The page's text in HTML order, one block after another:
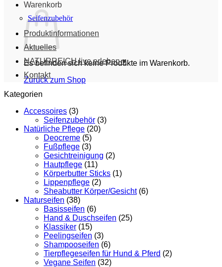
Warenkorb
Es befinden sich keine Produkte im Warenkorb.
Zurück zum Shop
Seifenzubehör
Produktinformationen
Aktuelles
NATURREICH live erleben ♥
Kontakt
Kategorien
Accessoires (3)
Seifenzubehör (3)
Natürliche Pflege (20)
Deocreme (5)
Fußpflege (3)
Gesichtreinigung (2)
Hautpflege (11)
Körperbutter Sticks (1)
Lippenpflege (2)
Sheabutter Körper/Gesicht (6)
Naturseifen (38)
Basisseifen (6)
Hand & Duschseifen (25)
Klassiker (15)
Peelingseifen (3)
Shampooseifen (6)
Tierpflegeseifen für Hund & Pferd (2)
Vegane Seifen (32)